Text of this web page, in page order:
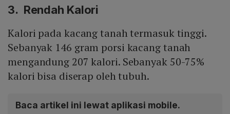
3. Rendah Kalori
Kalori pada kacang tanah termasuk tinggi.
Sebanyak 146 gram porsi kacang tanah
mengandung 207 kalori. Sebanyak 50-75%
kalori bisa diserap oleh tubuh.
Baca artikel ini lewat aplikasi mobile.